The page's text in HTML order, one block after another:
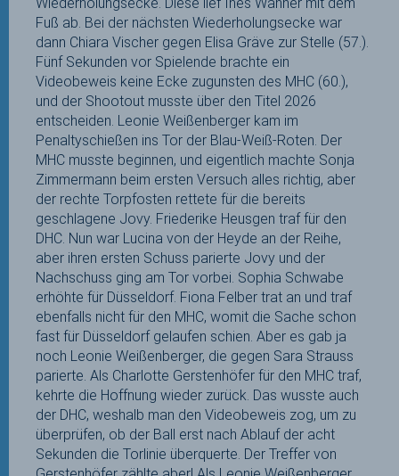
Fuß ab. Bei der nächsten Wiederholungsecke war
dann Chiara Vischer gegen Elisa Gräve zur Stelle (57.).
Fünf Sekunden vor Spielende brachte ein
Videobeweis keine Ecke zugunsten des MHC (60.),
und der Shootout musste über den Titel 2026
entscheiden. Leonie Weißenberger kam im
Penaltyschießen ins Tor der Blau-Weiß-Roten. Der
MHC musste beginnen, und eigentlich machte Sonja
Zimmermann beim ersten Versuch alles richtig, aber
der rechte Torpfosten rettete für die bereits
geschlagene Jovy. Friederike Heusgen traf für den
DHC. Nun war Lucina von der Heyde an der Reihe,
aber ihren ersten Schuss parierte Jovy und der
Nachschuss ging am Tor vorbei. Sophia Schwabe
erhöhte für Düsseldorf. Fiona Felber trat an und traf
ebenfalls nicht für den MHC, womit die Sache schon
fast für Düsseldorf gelaufen schien. Aber es gab ja
noch Leonie Weißenberger, die gegen Sara Strauss
parierte. Als Charlotte Gerstenhöfer für den MHC traf,
kehrte die Hoffnung wieder zurück. Das wusste auch
der DHC, weshalb man den Videobeweis zog, um zu
überprüfen, ob der Ball erst nach Ablauf der acht
Sekunden die Torlinie überquerte. Der Treffer von